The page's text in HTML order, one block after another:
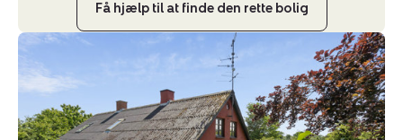
Få hjælp til at finde den rette bolig
Villa:
Vestermarievej
2,
Vestermarie,
3700